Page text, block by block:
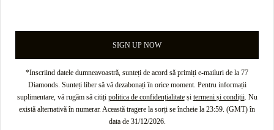
SIGN UP NOW
*Inscriind datele dumneavoastră, sunteți de acord să primiți e-mailuri de la 77
Diamonds. Sunteți liber să vă dezabonați în orice moment. Pentru informații
suplimentare, vă rugăm să citiți politica de confidențialitateși termeni și condiții. Nu
există alternativă în numerar. Această tragere la sorți se încheie la 23:59. (GMT) în
data de 31/12/2026.